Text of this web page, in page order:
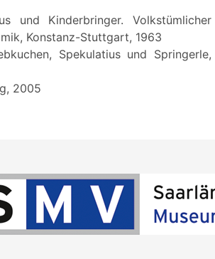
und Kinderbringer. Volkstümlicher
Konstanz-Stuttgart, 1963
Spekulatius und Springerle,
2005